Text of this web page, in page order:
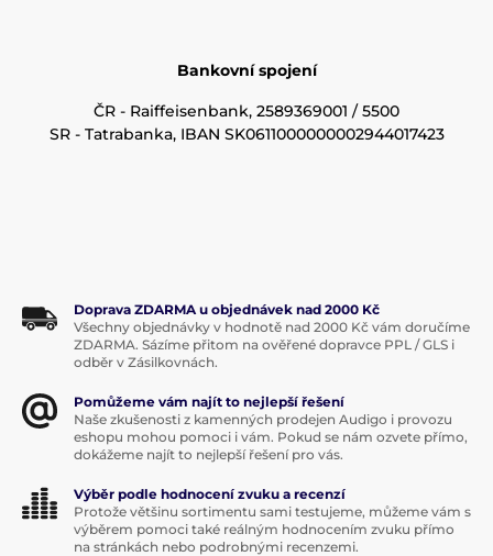
Bankovní spojení
ČR - Raiffeisenbank,‎ 2589369001 / 5500
SR - Tatrabanka, IBAN SK0611000000002944017423
Doprava ZDARMA u objednávek nad 2000 Kč
Všechny objednávky v hodnotě nad 2000 Kč vám doručíme
ZDARMA. Sázíme přitom na ověřené dopravce PPL / GLS i
odběr v Zásilkovnách.
Pomůžeme vám najít to nejlepší řešení
Naše zkušenosti z kamenných prodejen Audigo i provozu
eshopu mohou pomoci i vám. Pokud se nám ozvete přímo,
dokážeme najít to nejlepší řešení pro vás.
Výběr podle hodnocení zvuku a recenzí
Protože většinu sortimentu sami testujeme, můžeme vám s
výběrem pomoci také reálným hodnocením zvuku přímo
na stránkách nebo podrobnými recenzemi.